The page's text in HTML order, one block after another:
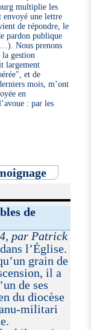
multiplie les
une lettre
de répondre, le
pardon publique
Nous prenons
la gestion
largement
et de
mois, m’ont
en
: par les
de
par Patrick
l’Église.
grain de
il a
de ses
du diocèse
militari